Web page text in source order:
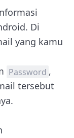
Di
yang kamu
Password ,
tersebut